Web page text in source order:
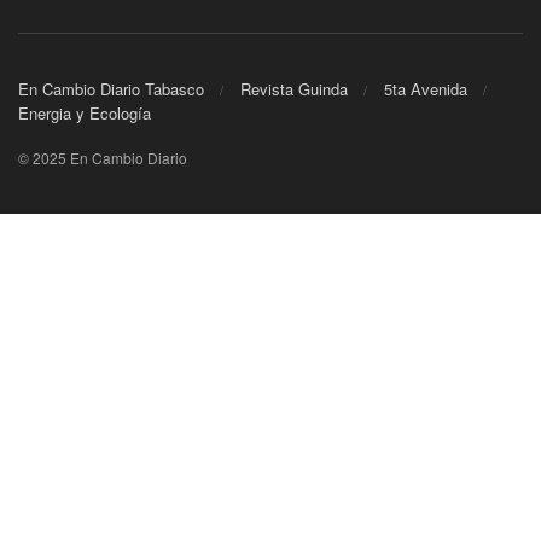
En Cambio Diario Tabasco Revista Guinda
5ta Avenida
Energia y Ecología
© 2025 En Cambio Diario